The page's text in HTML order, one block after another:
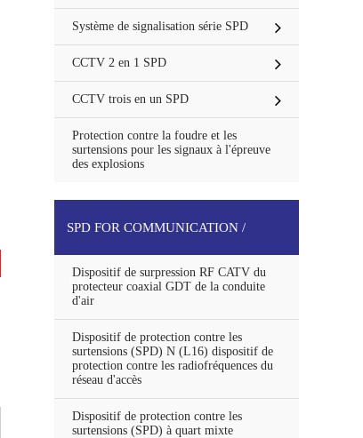
Système de signalisation série SPD
CCTV 2 en 1 SPD
CCTV trois en un SPD
Protection contre la foudre et les
surtensions pour les signaux à l'épreuve
des explosions
SPD FOR COMMUNICATION /
ANTENNA PROTECTOR
Dispositif de surpression RF CATV du
protecteur coaxial GDT de la conduite
d'air
Dispositif de protection contre les
surtensions (SPD) N (L16) dispositif de
protection contre les radiofréquences du
réseau d'accès
Dispositif de protection contre les
surtensions (SPD) à quart mixte